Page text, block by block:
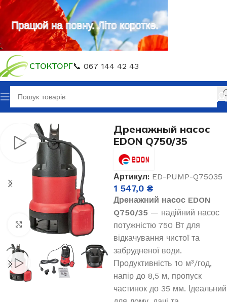
СТОКТОРГ📞 067 144 42 43
Головна Водяні насоси
Клацніть, щоб збільшити
Дренажный насос
EDON Q750/35
Артикул: ED-PUMP-Q75035
1 547,0 ₴
Дренажний насос EDON
Q750/35 — надійний насос
потужністю 750 Вт для
відкачування чистої та
забрудненої води.
Продуктивність 10 м³/год,
напір до 8,5 м, пропуск
частинок до 35 мм. Ідеальний
Працюй на повну. Літо коротке.